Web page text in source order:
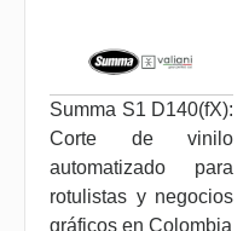
Summa S1 D140(fX):
Corte de vinilo
automatizado para
rotulistas y negocios
gráficos en Colombia